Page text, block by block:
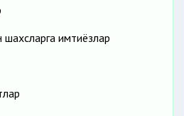
шахсларга имтиёзлар